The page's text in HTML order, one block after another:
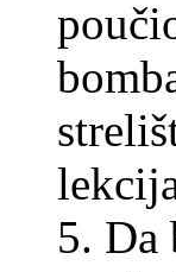
5. Da